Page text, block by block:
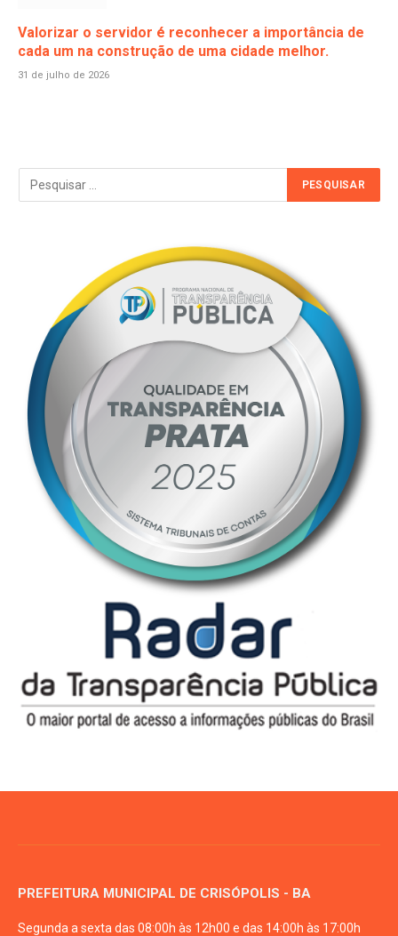
Valorizar o servidor é reconhecer a importância de
cada um na construção de uma cidade melhor.
31 de julho de 2026
PREFEITURA MUNICIPAL DE CRISÓPOLIS - BA
Segunda a sexta das 08:00h às 12h00 e das 14:00h às 17:00h